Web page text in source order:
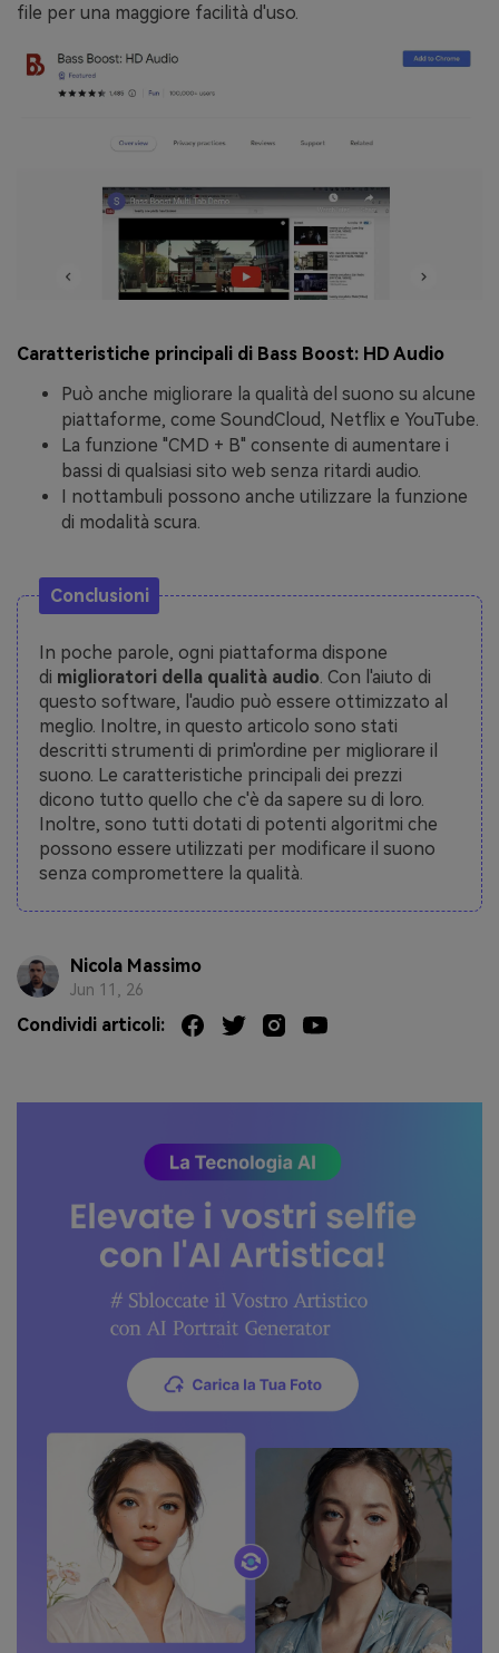
file per una maggiore facilità d'uso.
Caratteristiche principali di Bass Boost: HD Audio
Può anche migliorare la qualità del suono su alcune
piattaforme, come SoundCloud, Netflix e YouTube.
La funzione "CMD + B" consente di aumentare i
bassi di qualsiasi sito web senza ritardi audio.
I nottambuli possono anche utilizzare la funzione
di modalità scura.
Conclusioni
In poche parole, ogni piattaforma dispone
di miglioratori della qualità audio . Con l'aiuto di
questo software, l'audio può essere ottimizzato al
meglio. Inoltre, in questo articolo sono stati
descritti strumenti di prim'ordine per migliorare il
suono. Le caratteristiche principali dei prezzi
dicono tutto quello che c'è da sapere su di loro.
Inoltre, sono tutti dotati di potenti algoritmi che
possono essere utilizzati per modificare il suono
senza compromettere la qualità.
Nicola Massimo
Jun 11, 26
Condividi articoli: